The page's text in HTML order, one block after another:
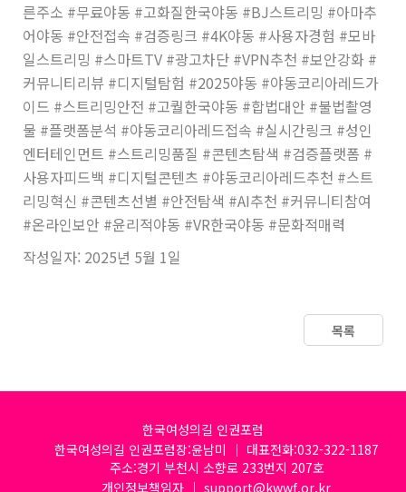
른주소 #무료야동 #고화질한국야동 #BJ스트리밍 #아마추
어야동 #안전접속 #검증링크 #4K야동 #사용자경험 #모바
일스트리밍 #스마트TV #광고차단 #VPN추천 #보안강화 #
커뮤니티리뷰 #디지털탐험 #2025야동 #야동코리아레드가
이드 #스트리밍안전 #고퀄한국야동 #합법대안 #불법촬영
물 #플랫폼분석 #야동코리아레드접속 #실시간링크 #성인
엔터테인먼트 #스트리밍품질 #콘텐츠탐색 #검증플랫폼 #
사용자피드백 #디지털콘텐츠 #야동코리아레드추천 #스트
리밍혁신 #콘텐츠선별 #안전탐색 #AI추천 #커뮤니티참여
#온라인보안 #윤리적야동 #VR한국야동 #문화적매력
작성일자: 2025년 5월 1일
목록
한국여성의길 인권포럼
한국여성의길 인권포럼장:윤남미 │ 대표전화:032-322-1187
주소:경기 부천시 소향로 233번지 207호
개인정보책임자 │ support@kwwf.or.kr